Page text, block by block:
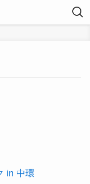
in 中環